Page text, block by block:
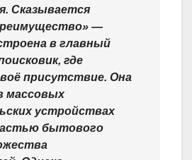
Сказывается
—
в главный
где
присутствие. Она
массовых
устройствах
бытового